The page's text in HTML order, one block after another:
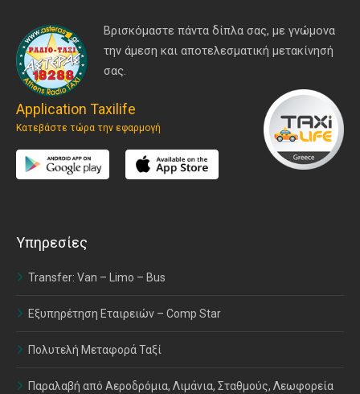
Βρισκόμαστε πάντα δίπλα σας, με γνώμονα
την άμεση και αποτελεσματική μετακίνησή
σας.
Application Taxilife
Κατεβάστε τώρα την εφαρμογή
Υπηρεσίες
Transfer: Van – Limo – Bus
Εξυπηρέτηση Εταιρειών – Comp Star
Πολυτελή Μεταφορά Ταξί
Παραλαβή από Αεροδρόμια, Λιμάνια, Σταθμούς, Λεωφορεία